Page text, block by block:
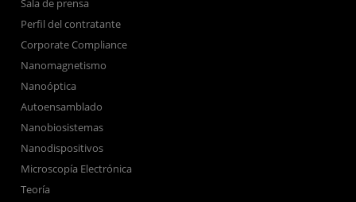
Sala de prensa
Perfil del contratante
Corporate Compliance
Nanomagnetismo
Nanoóptica
Autoensamblado
Nanobiosistemas
Nanodispositivos
Microscopía Electrónica
Teoría